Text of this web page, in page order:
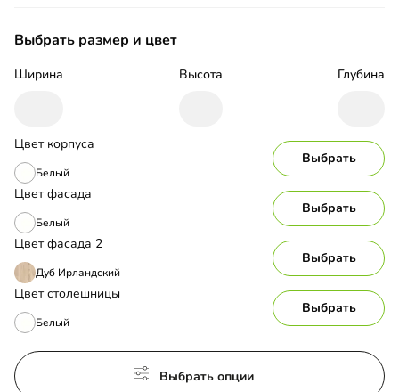
Выбрать размер и цвет
Ширина Высота Глубина
Цвет корпуса
Белый
Выбрать
Цвет фасада
Белый
Выбрать
Цвет фасада 2
Дуб Ирландский
Выбрать
Цвет столешницы
Белый
Выбрать
Выбрать опции